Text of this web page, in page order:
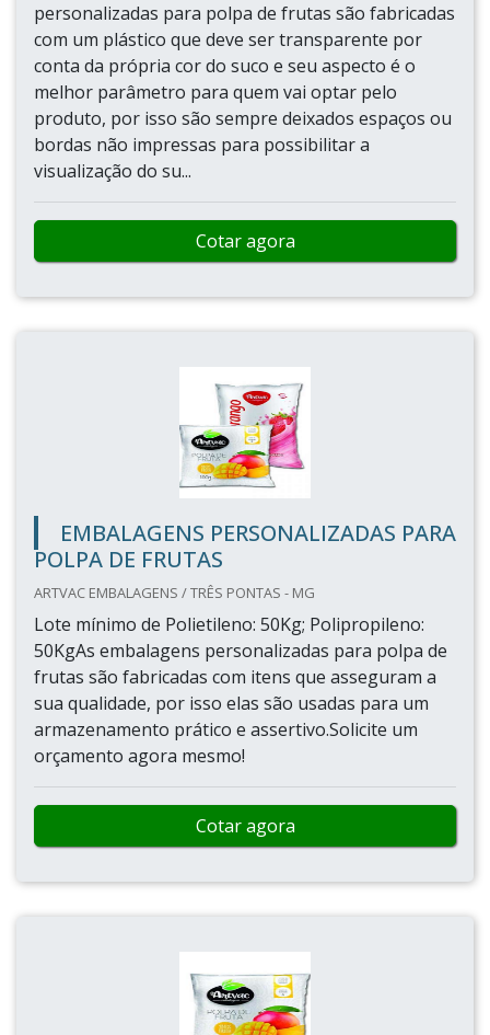
personalizadas para polpa de frutas são fabricadas
com um plástico que deve ser transparente por
conta da própria cor do suco e seu aspecto é o
melhor parâmetro para quem vai optar pelo
produto, por isso são sempre deixados espaços ou
bordas não impressas para possibilitar a
visualização do su...
Cotar agora
EMBALAGENS PERSONALIZADAS PARA
POLPA DE FRUTAS
ARTVAC EMBALAGENS / TRÊS PONTAS - MG
Lote mínimo de Polietileno: 50Kg; Polipropileno:
50KgAs embalagens personalizadas para polpa de
frutas são fabricadas com itens que asseguram a
sua qualidade, por isso elas são usadas para um
armazenamento prático e assertivo.Solicite um
orçamento agora mesmo!
Cotar agora